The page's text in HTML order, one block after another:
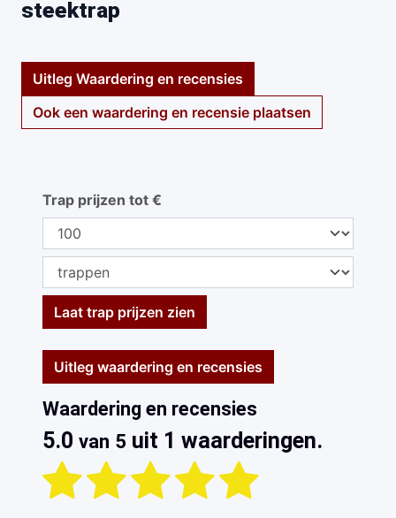
steektrap
Uitleg Waardering en recensies
Ook een waardering en recensie plaatsen
Trap prijzen tot €
Laat trap prijzen zien
Uitleg waardering en recensies
Waardering en recensies
5.0 van 5 uit 1 waarderingen.